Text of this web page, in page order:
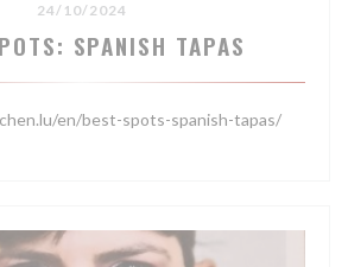
24/10/2024
SPANISH TAPAS
en/best-spots-spanish-tapas/